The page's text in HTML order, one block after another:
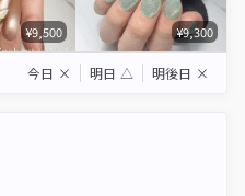
¥9,500 ¥9,300
今日 × 明日 △ 明後日 ×